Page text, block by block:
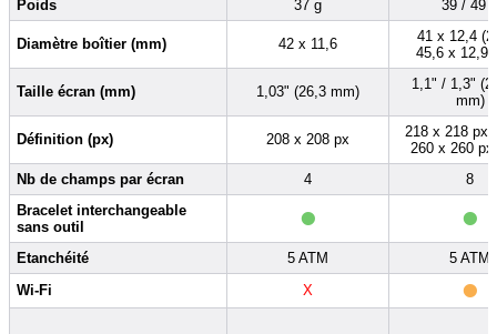
Poids 37 g 39 / 49 g
Diamètre boîtier (mm) 42 x 11,6
41 x 12,4
45,6 x 12,9
Taille écran (mm) 1,03" (26,3 mm)
1,1" / 1,3"
mm)
Définition (px) 208 x 208 px
218 x 218 px
260 x 260 px
Nb de champs par écran
4
8
Bracelet interchangeable
sans outil
• •
Etanchéité 5 ATM
5 ATM
Wi-Fi
X •